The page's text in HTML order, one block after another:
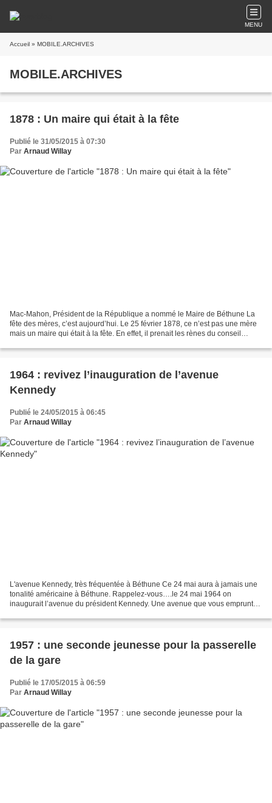
MENU
Accueil » MOBILE.ARCHIVES
MOBILE.ARCHIVES
1878 : Un maire qui était à la fête
Publié le 31/05/2015 à 07:30
Par Arnaud Willay
Mac-Mahon, Président de la République a nommé le Maire de Béthune La
fête des mères, c’est aujourd’hui. Le 25 février 1878, ce n’est pas une mère
mais un maire qui était à la fête. En effet, il prenait les rènes du conseil
1964 : revivez l’inauguration de l’avenue
Kennedy
Publié le 24/05/2015 à 06:45
Par Arnaud Willay
L'avenue Kennedy, très fréquentée à Béthune Ce 24 mai aura à jamais une
tonalité américaine à Béthune. Rappelez-vous….le 24 mai 1964 on
inaugurait l’avenue du président Kennedy. Une avenue que vous empruntez
1957 : une seconde jeunesse pour la passerelle
de la gare
Publié le 17/05/2015 à 06:59
Par Arnaud Willay